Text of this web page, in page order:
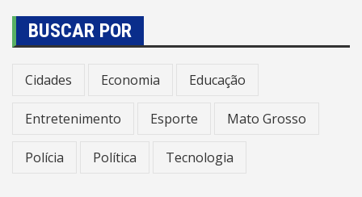
BUSCAR POR
Cidades Economia Educação
Entretenimento Esporte Mato Grosso
Polícia Política Tecnologia